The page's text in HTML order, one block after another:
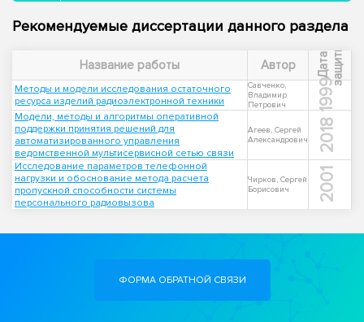
Рекомендуемые диссертации данного раздела
Название работы Автор Д
а
т
а
з
а
щ
и
т ы
Методы и модели исследования остаточного
ресурса изделий радиоэлектронной техники
Савченко,
Владимир
Петрович
1999
Модели, методы и алгоритмы оперативной
поддержки принятия решений для
автоматизированного управления
ведомственной мультисервисной сетью связи
Агеев, Сергей
Александрович
2018
Исследование параметров телефонной
нагрузки и обоснование метода расчета
пропускной способности системы
персонального радиовызова
Чирков, Сергей
Борисович
2001
ФОРМА ОБРАТНОЙ СВЯЗИ